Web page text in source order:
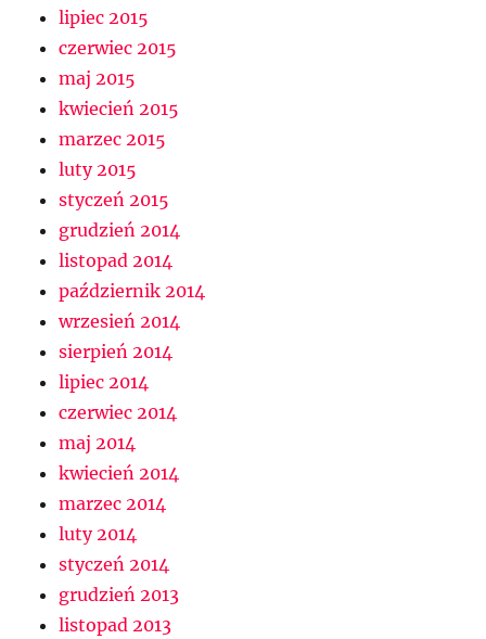
lipiec 2015
czerwiec 2015
maj 2015
kwiecień 2015
marzec 2015
luty 2015
styczeń 2015
grudzień 2014
listopad 2014
październik 2014
wrzesień 2014
sierpień 2014
lipiec 2014
czerwiec 2014
maj 2014
kwiecień 2014
marzec 2014
luty 2014
styczeń 2014
grudzień 2013
listopad 2013